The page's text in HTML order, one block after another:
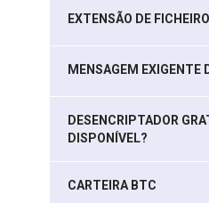
EXTENSÃO DE
MENSAGEM EXIGENTE
DESENCRIPTADOR
DISPONÍVEL?
CARTEIRA BTC